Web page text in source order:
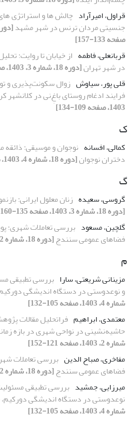
قراول، امیرآراد چالش ها و استراتژی
جنسیتی مردان ترنس در شهر مشهد
صفحه 133-157]
قربانعلی، فاطمه از خیابان تا روایت:
در شهر تهران[دوره 18، شماره 3، 1403، صفحه 83-108]
قلی پور، سیاوش زوال سکونت‌پذیری و
فرایند ادغام روستای باغِ‌نی در کلانشهر
1403، صفحه 109-134]
ک
کمالی، افسانه نوجوان و موسیقی:
دختران نوجوان[دوره 18، شماره 4، 1403، صفحه 57-79]
گ
گروسی، سعیده زنان معلول ایرانی:
[دوره 18، شماره 3، 1403، صفحه 135-160]
گلچین، مسعود بررسی تعاملات شهری؛
فضاهای عمومی سنندج[دوره 18، شماره 2، 1403، صفحه 153-179]
م
مزینانی شریعتی، سارا بررسی تطبیقی
و نوع‏دوستی در دستگاه اندیشگی
شماره 4، 1403، صفحه 105-132]
معتمدی، ابراهیم فراتحلیل مقالات
حاشیه‌نشینی در نواحی شهری در بازه زمانی (1370-
شماره 2، 1403، صفحه 121-152]
مفاخری، صباح الدین بررسی تعاملات
فضاهای عمومی سنندج[دوره 18، شماره 2، 1403، صفحه 153-179]
میرزایی، جمشید بررسی تطبیقی
نوع‏دوستی در دستگاه اندیشگی
شماره 4، 1403، صفحه 105-132]